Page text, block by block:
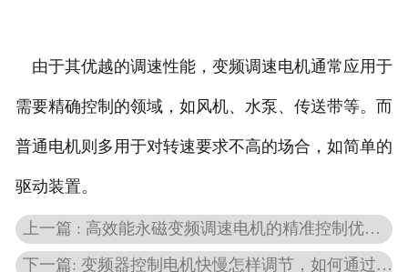
由于其优越的调速性能，变频调速电机通常应用于
需要精确控制的领域，如风机、水泵、传送带等。而
普通电机则多用于对转速要求不高的场合，如简单的
驱动装置。
上一篇 : 高效能永磁变频调速电机的精准控制优势与应用
下一篇: 变频器控制电机快慢怎样调节，如何通过变频器实现速度调节？